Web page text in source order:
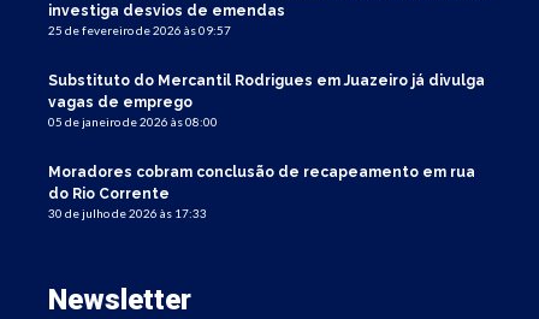
investiga desvios de emendas
25 de fevereiro de 2026 às 09:57
Substituto do Mercantil Rodrigues em Juazeiro já divulga
vagas de emprego
05 de janeiro de 2026 às 08:00
Moradores cobram conclusão de recapeamento em rua
do Rio Corrente
30 de julho de 2026 às 17:33
Newsletter